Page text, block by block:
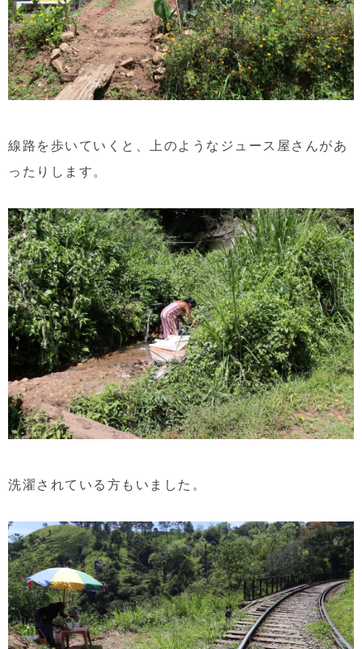
線路を歩いていくと、上のようなジュース屋さんがあ
ったりします。
洗濯されている方もいました。